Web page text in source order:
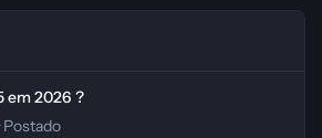
em 2026 ?
Postado